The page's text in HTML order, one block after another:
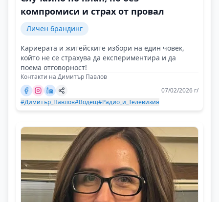
компромиси и страх от провал
Личен брандинг
Кариерата и житейските избори на един човек,
който не се страхува да експериментира и да
поема отговорност!
Контакти на Димитър Павлов
07/02/2026 г/
#Димитър_Павлов#Водещ#Радио_и_Телевизия